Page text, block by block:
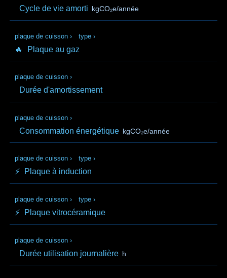
Cycle de vie amorti kgCO₂e/année
plaque de cuisson › type ›
🔥 Plaque au gaz
plaque de cuisson ›
Durée d'amortissement
plaque de cuisson ›
Consommation énergétique kgCO₂e/année
plaque de cuisson › type ›
⚡ Plaque à induction
plaque de cuisson › type ›
⚡ Plaque vitrocéramique
plaque de cuisson ›
Durée utilisation journalière h